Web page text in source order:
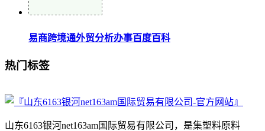
易商跨境通外贸分析办事百度百科
热门标签
山东6163银河net163am国际贸易有限公司，是集塑料原料